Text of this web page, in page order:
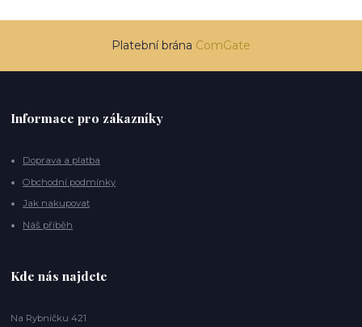
Platební brána ComGate
Informace pro zákazníky
Doprava a platba
Obchodní podmínky
Jak nakupovat
Náš příběh
Kde nás najdete
Na Rybníčku 421